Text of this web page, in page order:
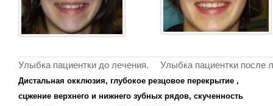
Улыбка пациентки до лечения. Улыбка пациентки после
Дистальная окклюзия, глубокое резцовое перекрытие ,
сцжение верхнего и нижнего зубных рядов, скученность